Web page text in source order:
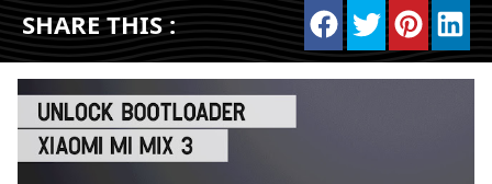
SHARE THIS :